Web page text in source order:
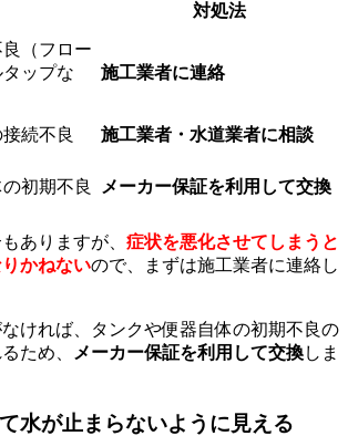
対処法
（フロー
タップな
施工業者に連絡
続不良 施工業者・水道業者に相談
初期不良 メーカー保証を利用して交換
ありますが、 症状を悪化させてしまうと
かねないので、まずは施工業者に連絡し
ければ、タンクや便器自体の初期不良の
ため、
メーカー保証を利用して交換しま
水が止まらないように見える